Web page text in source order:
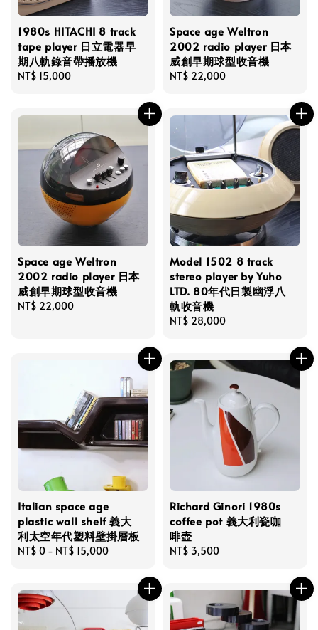
1980s HITACHI 8 track
tape player 日立電器早
期八軌錄音帶播放機
Regular
NT$ 15,000
Space age Weltron
2002 radio player 日本
威創早期球型收音機
Regular
NT$ 22,000
Space age Weltron
2002 radio player 日本
威創早期球型收音機
Regular
NT$ 22,000
Model 1502 8 track
stereo player by Yuho
LTD. 80年代日製幽浮八
軌收音機
Regular
NT$ 28,000
Italian space age
plastic wall shelf 義大
利太空年代塑料壁掛層板
Regular
NT$ 0 - NT$ 15,000
Richard Ginori 1980s
coffee pot 義大利瓷咖
啡壺
Regular
NT$ 3,500